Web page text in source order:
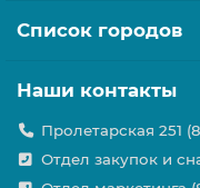
Список городов
Наши контакты
Пролетарская 251
Отдел закупок и